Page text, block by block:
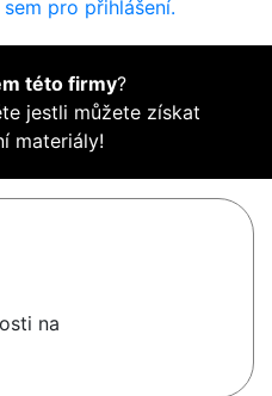
pro přihlášení.
této firmy?
jestli můžete získat
materiály!
na